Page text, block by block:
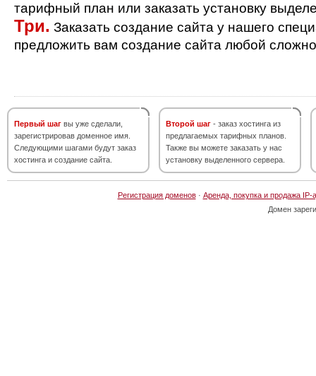
тарифный план или заказать установку
Три. Заказать создание сайта у нашего
предложить вам создание сайта любой
Первый шаг вы уже сделали,
зарегистрировав доменное имя.
Следующими шагами будут заказ
хостинга и создание сайта.
Второй шаг - заказ хостинга из
предлагаемых тарифных планов.
Также вы можете заказать у нас
установку выделенного сервера.
Регистрация доменов· Аренда, покупка и продажа IP-
Домен